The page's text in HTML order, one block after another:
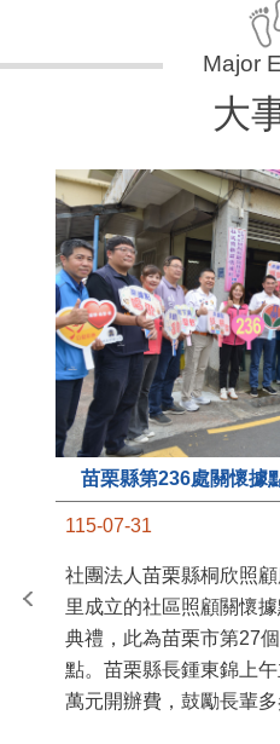
大
苗栗縣第236處關懷據
115-07-31
社團法人苗栗縣桐欣照
里成立的社區照顧關懷
典禮，此為苗栗市第27
點。苗栗縣長鍾東錦上
萬元開辦費，鼓勵長輩